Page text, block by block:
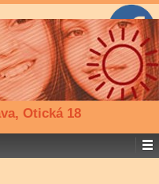
Otická 18